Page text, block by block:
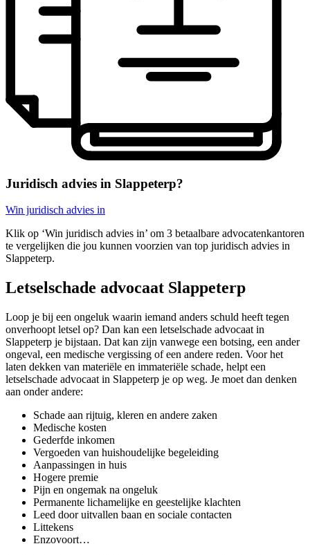
Juridisch advies in Slappeterp?
Win juridisch advies in
Klik op ‘Win juridisch advies in’ om 3 betaalbare advocatenkantoren
te vergelijken die jou kunnen voorzien van top juridisch advies in
Slappeterp.
Letselschade advocaat Slappeterp
Loop je bij een ongeluk waarin iemand anders schuld heeft tegen
onverhoopt letsel op? Dan kan een letselschade advocaat in
Slappeterp je bijstaan. Dat kan zijn vanwege een botsing, een ander
ongeval, een medische vergissing of een andere reden. Voor het
laten dekken van materiële en immateriële schade, helpt een
letselschade advocaat in Slappeterp je op weg. Je moet dan denken
aan onder andere:
Schade aan rijtuig, kleren en andere zaken
Medische kosten
Gederfde inkomen
Vergoeden van huishoudelijke begeleiding
Aanpassingen in huis
Hogere premie
Pijn en ongemak na ongeluk
Permanente lichamelijke en geestelijke klachten
Leed door uitvallen baan en sociale contacten
Littekens
Enzovoort…